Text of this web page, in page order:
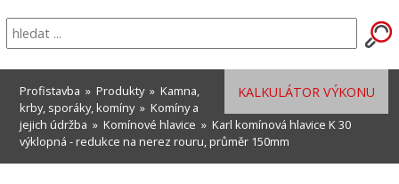
KALKULÁTOR VÝKONU
Profistavba » Produkty» Kamna,
krby, sporáky, komíny» Komíny a
jejich údržba » Komínové hlavice » Karl komínová hlavice K 30
výklopná - redukce na nerez rouru, průměr 150mm